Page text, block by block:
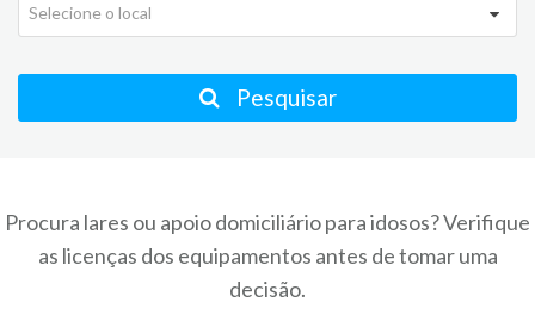
Selecione o local
Pesquisar
Procura lares ou apoio domiciliário para idosos? Verifique
as licenças dos equipamentos antes de tomar uma
decisão.